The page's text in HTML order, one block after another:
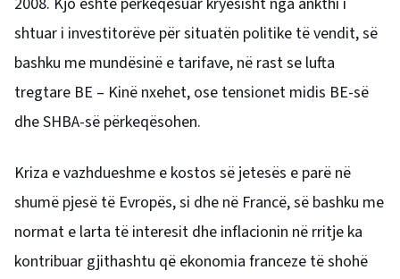
shtuar i investitorëve për situatën politike të vendit, së
bashku me mundësinë e tarifave, në rast se lufta
tregtare BE – Kinë nxehet, ose tensionet midis BE-së
dhe SHBA-së përkeqësohen.
Kriza e vazhdueshme e kostos së jetesës e parë në
shumë pjesë të Evropës, si dhe në Francë, së bashku me
normat e larta të interesit dhe inflacionin në rritje ka
kontribuar gjithashtu që ekonomia franceze të shohë